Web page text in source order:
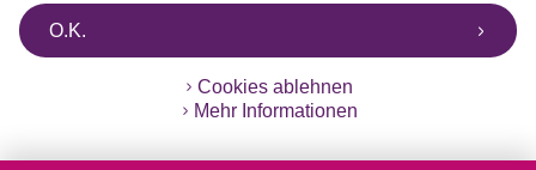
O.K.
Cookies ablehnen
Mehr Informationen